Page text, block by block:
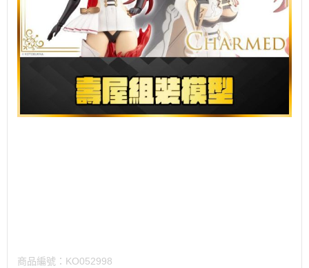
商品編號： KO052998